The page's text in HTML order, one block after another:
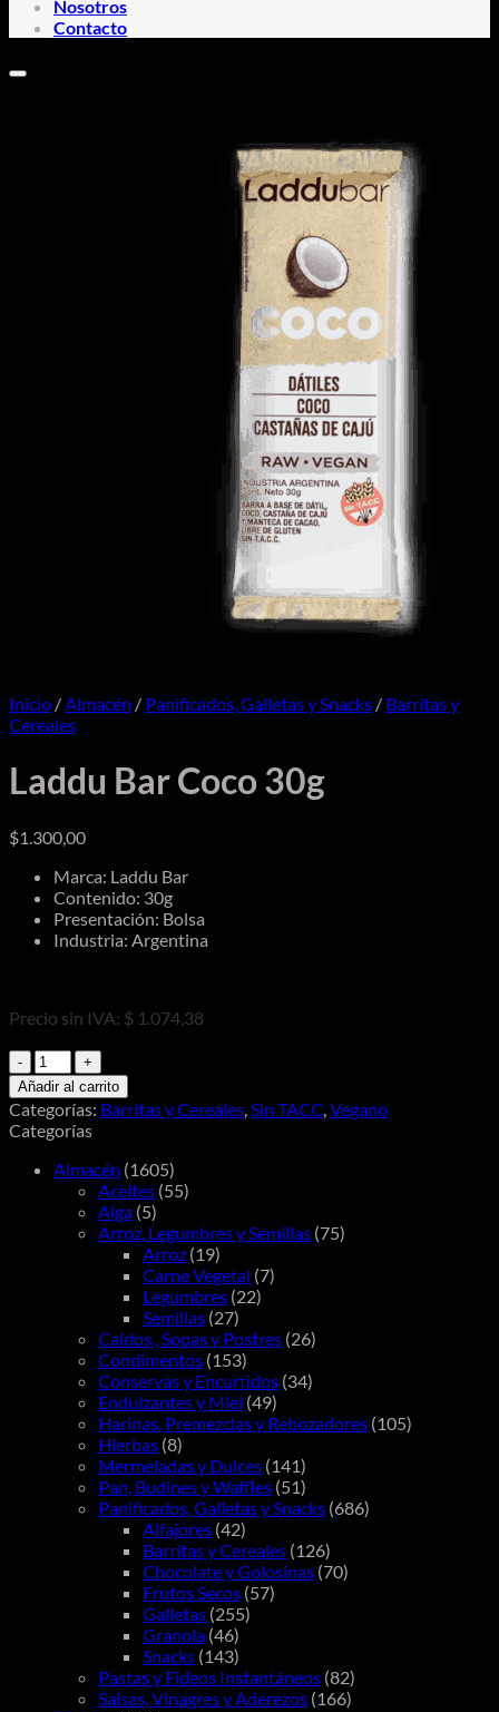
Nosotros
Contacto
Inicio /Almacén / Panificados, Galletas y Snacks / Barritas y
Cereales
Laddu Bar Coco 30g
$1.300,00
Marca: Laddu Bar
Contenido: 30g
Presentación: Bolsa
Industria: Argentina
Precio sin IVA: $ 1.074,38
Laddu
Bar
Coco
30g
cantidad
Añadir al carrito
Categorías: Barritas y Cereales,Sin TACC,Vegano
Categorías
Almacén (1605)
Aceites (55)
Alga (5)
Arroz, Legumbres y Semillas (75)
Arroz (19)
Carne Vegetal (7)
Legumbres (22)
Semillas (27)
Caldos , Sopas y Postres (26)
Condimentos (153)
Conservas y Encurtidos (34)
Endulzantes y Miel (49)
Harinas, Premezclas y Rebozadores (105)
Hierbas (8)
Mermeladas y Dulces (141)
Pan, Budines y Waffles (51)
Panificados, Galletas y Snacks (686)
Alfajores (42)
Barritas y Cereales (126)
Chocolate y Golosinas (70)
Frutos Secos (57)
Galletas (255)
Granola (46)
Snacks (143)
Pastas y Fideos Instantáneos (82)
Salsas, Vinagres y Aderezos (166)